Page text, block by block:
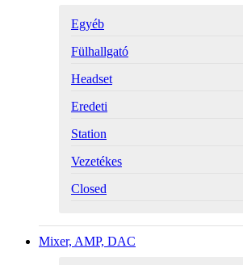
Egyéb
Fülhallgató
Headset
Eredeti
Station
Vezetékes
Closed
Mixer, AMP, DAC